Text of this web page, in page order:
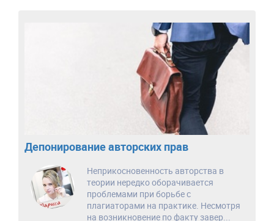
Депонирование авторских прав
Неприкосновенность авторства в
теории нередко оборачивается
проблемами при борьбе с
плагиаторами на практике. Несмотря
на возникновение по факту завер...